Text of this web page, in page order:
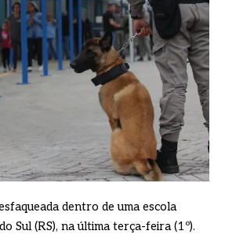
dentro de uma escola
Sul (RS), na última terça-feira (1º).